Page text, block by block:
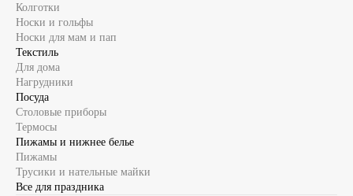
Колготки
Носки и гольфы
Носки для мам и пап
Текстиль
Для дома
Нагрудники
Посуда
Столовые приборы
Термосы
Пижамы и нижнее белье
Пижамы
Трусики и нательные майки
Все для праздника